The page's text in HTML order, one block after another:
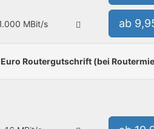
MBit/s ab
Routergutschrift (bei